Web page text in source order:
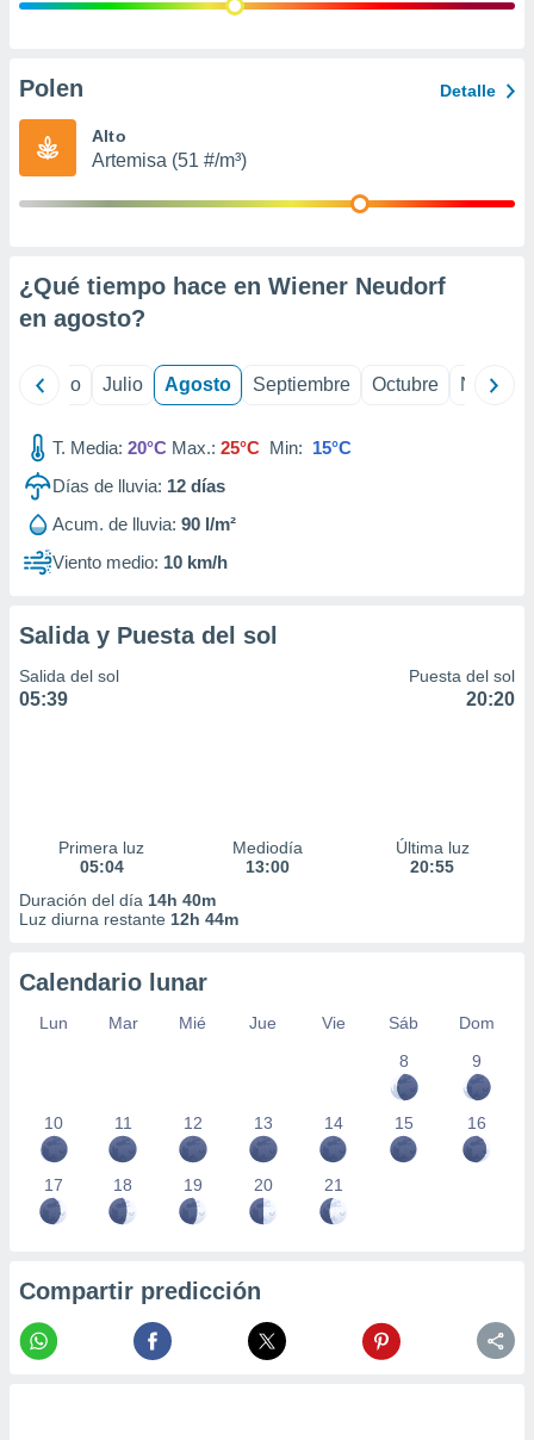
e
publicidad
Polen Detalle
Alto
Artemisa (51 #/m³)
¿Qué tiempo hace en Wiener Neudorf
en agosto?
Junio Julio Agosto Septiembre Octubre
T. Media: 20°C Max.: 25°C Min: 15°C
Días de lluvia: 12 días
Acum. de lluvia: 90 l/m²
Viento medio: 10 km/h
Salida y Puesta del sol
Salida del sol
05:39
Puesta del sol
20:20
Primera luz
05:04
Mediodía
13:00
Última luz
20:55
Duración del día 14h 40m
Luz diurna restante 12h 44m
Calendario lunar
Lun Mar Mié Jue Vie Sáb
Dom
8
9
10 11 12 13 14 15 16
17 18 19 20 21
Compartir predicción